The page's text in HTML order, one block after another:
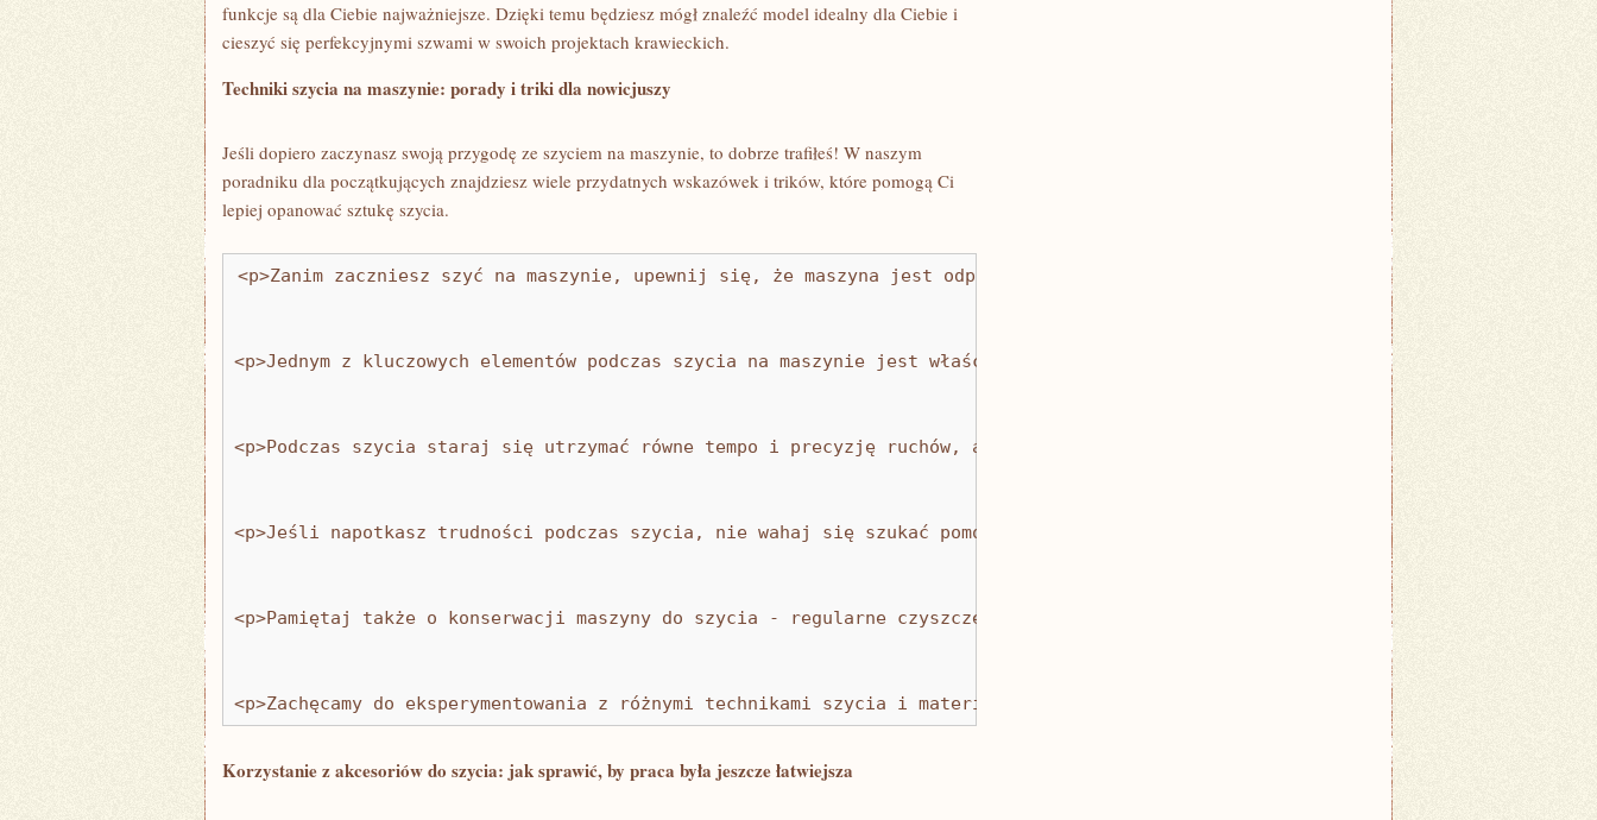
funkcje są‍ dla Ciebie najważniejsze. ‍Dzięki temu będziesz mógł znaleźć model​ idealny dla Ciebie i
cieszyć się perfekcyjnymi szwami w swoich projektach krawieckich.
Techniki szycia⁤ na maszynie: porady i triki dla nowicjuszy
Jeśli ​dopiero zaczynasz swoją przygodę ze szyciem na maszynie, to dobrze⁢ trafiłeś! W naszym
poradniku ‍dla początkujących znajdziesz wiele przydatnych wskazówek i trików, które pomogą Ci⁤
lepiej opanować sztukę szycia.
<p>Zanim zaczniesz szyć na maszynie, upewnij się, że maszyna jest odpowiednio naoliwiona i wyczyszczona. Sprawdź także, czy
<p>Jednym z kluczowych elementów podczas szycia na maszynie jest właściwe naciąganie nici. Upewnij się, że nici są
<p>Podczas szycia staraj się utrzymać równe tempo i precyzję ruchów, aby uniknąć zgrubień w szwach. Ćwicz regularnie, aby
<p>Jeśli napotkasz trudności podczas szycia, nie wahaj się szukać pomocy w internecie. Istnieje wiele tutoriali i poradników,
<p>Pamiętaj także o konserwacji maszyny do szycia - regularne czyszczenie i smarowanie pomogą zachować jej sprawność na
<p>Zachęcamy do eksperymentowania z różnymi technikami szycia i materiałami, aby poszerzyć swoje umiejętności i tworzyć
Korzystanie z⁤ akcesoriów do szycia: jak sprawić, by ‍praca była jeszcze łatwiejsza